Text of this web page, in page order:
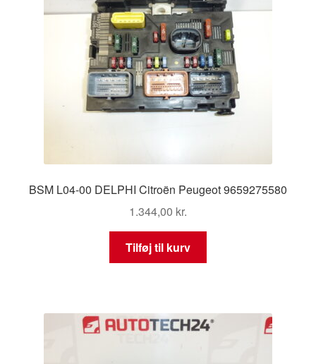
BSM L04-00 DELPHI Citroën Peugeot 9659275580
1.344,00 kr.
Tilføj til kurv